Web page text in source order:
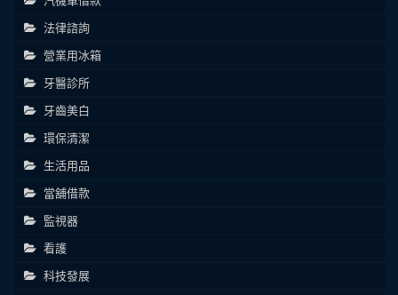
法律諮詢
營業用冰箱
牙醫診所
牙齒美白
環保清潔
生活用品
當舖借款
監視器
看護
科技發展